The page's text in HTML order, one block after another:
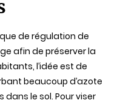
de régulation de
afin de préserver la
l’idée est de
beaucoup d’azote
le sol. Pour viser